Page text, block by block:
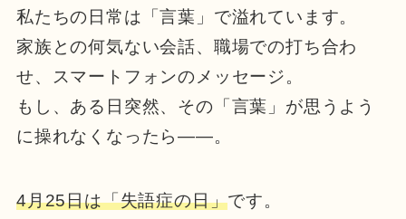
私たちの日常は「言葉」で溢れています。
家族との何気ない会話、職場での打ち合わ
せ、スマートフォンのメッセージ。
もし、ある日突然、その「言葉」が思うよう
に操れなくなったら――。
4月25日は「失語症の日」です。